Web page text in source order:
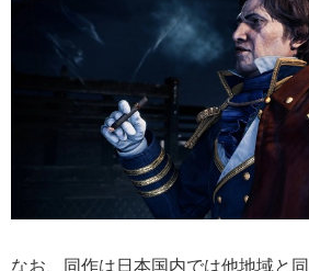
なお、同作は日本国内では他地域と